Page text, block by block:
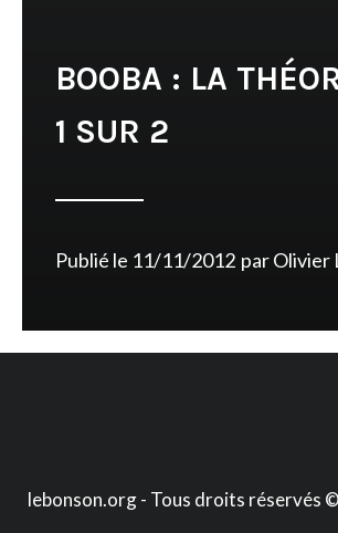
BOOBA : LA
1 SUR 2
Publié le 11/11/2012 parOlivier
lebonson.org - Tous droits réservés ©